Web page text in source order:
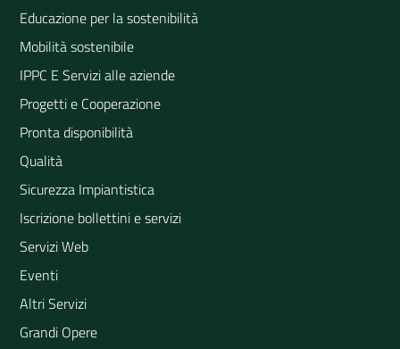
Educazione per la sostenibilità
Mobilità sostenibile
IPPC E Servizi alle aziende
Progetti e Cooperazione
Pronta disponibilità
Qualità
Sicurezza Impiantistica
Iscrizione bollettini e servizi
Servizi Web
Eventi
Altri Servizi
Grandi Opere